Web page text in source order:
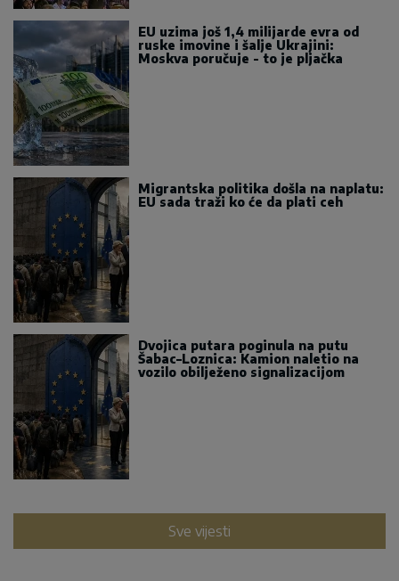
EU uzima još 1,4 milijarde evra od
ruske imovine i šalje Ukrajini:
Moskva poručuje - to je pljačka
Migrantska politika došla na naplatu:
EU sada traži ko će da plati ceh
Dvojica putara poginula na putu
Šabac–Loznica: Kamion naletio na
vozilo obilježeno signalizacijom
Sve vijesti